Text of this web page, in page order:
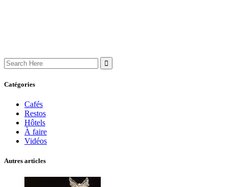
Search
for:
Catégories
Cafés
Restos
Hôtels
À faire
Vidéos
Autres articles